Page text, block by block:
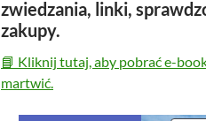
zwiedzania, linki,
zakupy.
📘 Kliknij tutaj, aby pobrać e-
martwić.